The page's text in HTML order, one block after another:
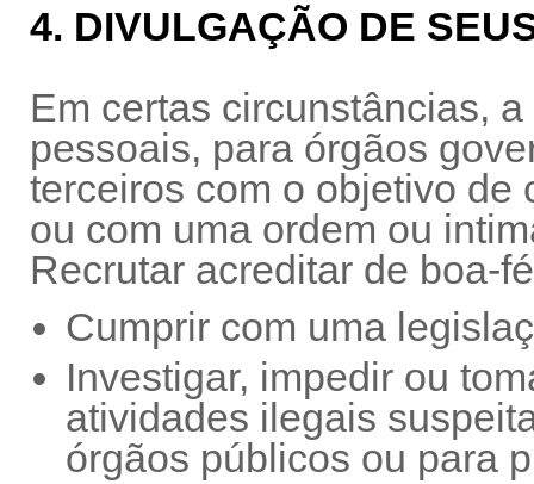
4. DIVULGAÇÃO DE
Em certas circunstâncias,
pessoais, para órgãos
terceiros com o objetivo de
ou com uma ordem ou
Recrutar acreditar de boa-
Cumprir com uma
Investigar, impedir ou
atividades ilegais
órgãos públicos ou para